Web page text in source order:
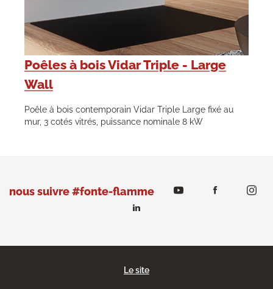
Poêles à bois Vidar Triple - Large
Wall
Poêle à bois contemporain Vidar Triple Large fixé au
mur, 3 cotés vitrés, puissance nominale 8 kW
nous suivre #fonte-flamme
Le site